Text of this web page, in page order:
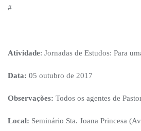
#
Atividade: Jornadas de Estudos: Para
Data: 05 outubro de 2017
Observações: Todos os agentes de
Local: Seminário Sta. Joana Princesa